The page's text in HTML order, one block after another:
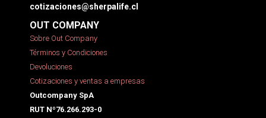
cotizaciones@sherpalife.cl
OUT COMPANY
Sobre Out Company
Términos y Condiciones
Devoluciones
Cotizaciones y ventas a empresas
Outcompany SpA
RUT Nº76.266.293-0